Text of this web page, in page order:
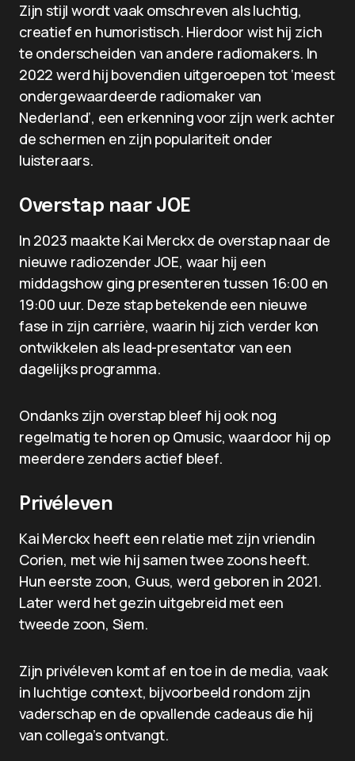
Zijn stijl wordt vaak omschreven als luchtig,
creatief en humoristisch. Hierdoor wist hij zich
te onderscheiden van andere radiomakers. In
2022 werd hij bovendien uitgeroepen tot ‘meest
ondergewaardeerde radiomaker van
Nederland’, een erkenning voor zijn werk achter
de schermen en zijn populariteit onder
luisteraars.
Overstap naar JOE
In 2023 maakte Kai Merckx de overstap naar de
nieuwe radiozender JOE, waar hij een
middagshow ging presenteren tussen 16:00 en
19:00 uur. Deze stap betekende een nieuwe
fase in zijn carrière, waarin hij zich verder kon
ontwikkelen als lead-presentator van een
dagelijks programma.
Ondanks zijn overstap bleef hij ook nog
regelmatig te horen op Qmusic, waardoor hij op
meerdere zenders actief bleef.
Privéleven
Kai Merckx heeft een relatie met zijn vriendin
Corien, met wie hij samen twee zoons heeft.
Hun eerste zoon, Guus, werd geboren in 2021.
Later werd het gezin uitgebreid met een
tweede zoon, Siem.
Zijn privéleven komt af en toe in de media, vaak
in luchtige context, bijvoorbeeld rondom zijn
vaderschap en de opvallende cadeaus die hij
van collega’s ontvangt.